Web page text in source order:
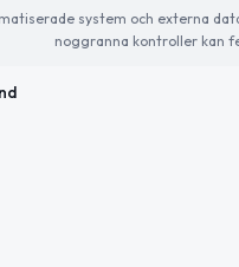
system och externa
noggranna kontroller kan